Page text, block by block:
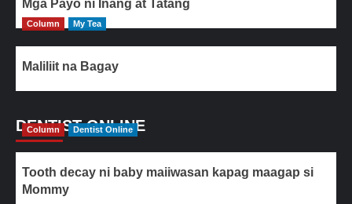
Mga Payo ni Inang at Tatang
Column My Tea
Maliliit na Bagay
DENTIST ONLINE
Column Dentist Online
Tooth decay ni baby maiiwasan kapag maagap si
Mommy